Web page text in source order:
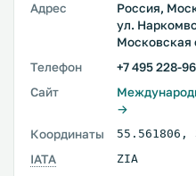
Адрес
Россия,
ул.
Московская
Телефон
+7 495 228-
Сайт
→
Координаты
55.561806 ,
IATA ZIA